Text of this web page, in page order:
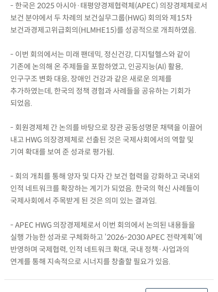
- 한국은 2025 아시아·태평양경제협력체(APEC) 의장경제체로서
보건 분야에서 두 차례의 보건실무그룹(HWG) 회의와 제15차
보건과경제고위급회의(HLMHE15)를 성공적으로 개최하였음.
- 이번 회의에서는 미래 팬데믹, 정신건강, 디지털헬스와 같이
기존에 논의해 온 주제들을 포함하였고, 인공지능(AI) 활용,
인구구조 변화 대응, 장애인 건강과 같은 새로운 의제를
추가하였는데, 한국의 정책 경험과 사례들을 공유하는 기회가
되었음.
- 회원경제체 간 논의를 바탕으로 장관 공동성명문 채택을 이끌어
내고 HWG 의장경제체로 선출된 것은 국제사회에서의 역할 및
기여 확대를 보여 준 성과로 평가됨.
- 회의 개최를 통해 양자 및 다자 간 보건 협력을 강화하고 국내외
인적 네트워크를 확장하는 계기가 되었음. 한국의 혁신 사례들이
국제사회에서 주목받게 된 것은 의미 있는 결과임.
- APEC HWG 의장경제체로서 이번 회의에서 논의된 내용들을
실행 가능한 성과로 구체화하고 ‘2026-2030 APEC 전략계획’에
반영하며 국제협력, 인적 네트워크 확대, 국내 정책·사업과의
연계를 통해 지속적으로 시너지를 창출할 필요가 있음.